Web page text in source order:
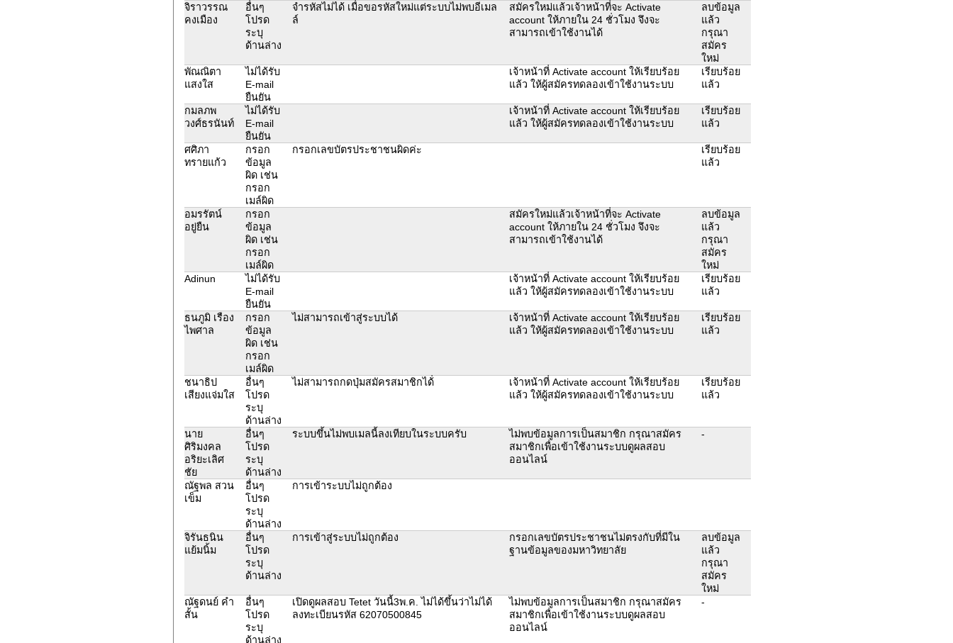
จิราวรรณ
คงเมือง
อื่นๆ
โปรด
ระบุ
ด้านล่าง
จำรหัสไม่ได้ เมื่อขอรหัสใหม่แต่ระบบไม่พบอีเมล
ล์
สมัครใหม่แล้วเจ้าหน้าที่จะ Activate
account ให้ภายใน 24 ชั่วโมง จึงจะ
สามารถเข้าใช้งานได้
ลบข้อมูล
แล้ว
กรุณา
สมัคร
ใหม่
พัณณิตา
แสงใส
ไม่ได้รับ
E-mail
ยืนยัน
เจ้าหน้าที่ Activate account ให้เรียบร้อย
แล้ว ให้ผู้สมัครทดลองเข้าใช้งานระบบ
เรียบร้อย
แล้ว
กมลภพ
วงศ์ธรนันท์
ไม่ได้รับ
E-mail
ยืนยัน
เจ้าหน้าที่ Activate account ให้เรียบร้อย
แล้ว ให้ผู้สมัครทดลองเข้าใช้งานระบบ
เรียบร้อย
แล้ว
ศศิภา
ทรายแก้ว
กรอก
ข้อมูล
ผิด เช่น
กรอก
เมล์ผิด
กรอกเลขบัตรประชาชนผิดค่ะ
เรียบร้อย
แล้ว
อมรรัตน์
อยู่ยืน
กรอก
ข้อมูล
ผิด เช่น
กรอก
เมล์ผิด
สมัครใหม่แล้วเจ้าหน้าที่จะ Activate
account ให้ภายใน 24 ชั่วโมง จึงจะ
สามารถเข้าใช้งานได้
ลบข้อมูล
แล้ว
กรุณา
สมัคร
ใหม่
Adinun
ไม่ได้รับ
E-mail
ยืนยัน
เจ้าหน้าที่ Activate account ให้เรียบร้อย
แล้ว ให้ผู้สมัครทดลองเข้าใช้งานระบบ
เรียบร้อย
แล้ว
ธนภูมิ เรือง
ไพศาล
กรอก
ข้อมูล
ผิด เช่น
กรอก
เมล์ผิด
ไม่สามารถเข้าสู่ระบบได้
เจ้าหน้าที่ Activate account ให้เรียบร้อย
แล้ว ให้ผู้สมัครทดลองเข้าใช้งานระบบ
เรียบร้อย
แล้ว
ชนาธิป
เสียงแจ่มใส
อื่นๆ
โปรด
ระบุ
ด้านล่าง
ไม่สามารถกดปุ่มสมัครสมาชิกได้่
เจ้าหน้าที่ Activate account ให้เรียบร้อย
แล้ว ให้ผู้สมัครทดลองเข้าใช้งานระบบ
เรียบร้อย
แล้ว
นาย
ศิริมงคล
อริยะเลิศ
ชัย
อื่นๆ
โปรด
ระบุ
ด้านล่าง
ระบบขึ้นไม่พบเมลนี้ลงเทียบในระบบครับ
ไม่พบข้อมูลการเป็นสมาชิก กรุณาสมัคร
สมาชิกเพื่อเข้าใช้งานระบบดูผลสอบ
ออนไลน์
-
ณัฐพล สวน
เข็ม
อื่นๆ
โปรด
ระบุ
ด้านล่าง
การเข้าระบบไม่ถูกต้อง
จิรันธนิน
แย้มนิ้ม
อื่นๆ
โปรด
ระบุ
ด้านล่าง
การเข้าสู่ระบบไม่ถูกต้อง
กรอกเลขบัตรประชาชนไม่ตรงกับที่มีใน
ฐานข้อมูลของมหาวิทยาลัย
ลบข้อมูล
แล้ว
กรุณา
สมัคร
ใหม่
ณัฐดนย์ คำ
สั้น
อื่นๆ
โปรด
ระบุ
ด้านล่าง
เปิดดูผลสอบ Tetet วันนี้3พ.ค. ไม่ได้ขึ้นว่าไม่ได้
ลงทะเบียนรหัส 62070500845
ไม่พบข้อมูลการเป็นสมาชิก กรุณาสมัคร
สมาชิกเพื่อเข้าใช้งานระบบดูผลสอบ
ออนไลน์
-